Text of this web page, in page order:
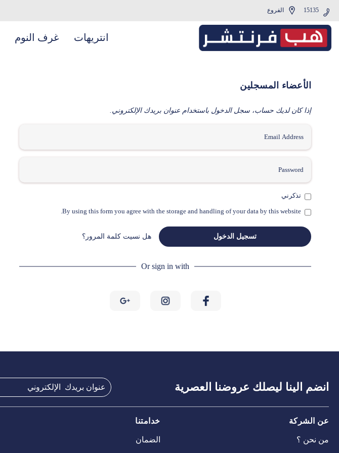
15135 الفروع
انتريهات غرف النوم
الأعضاء المسجلين
إذا كان لديك حساب، سجل الدخول باستخدام عنوان بريدك الإلكتروني.
تذكرني
By using this form you agree with the storage and handling of your data by this website.
تسجيل الدخول هل نسيت كلمة المرور؟
Or sign in with
انضم الينا ليصلك عروضنا العصرية
عن الشركة
من نحن ؟
خدامتنا
الضمان